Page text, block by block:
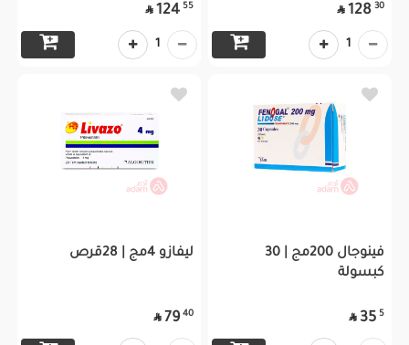
30
128

1
55
124

1
فينوجال 200مج | 30
كبسولة
5
35

ليفازو 4مج | 28قرص
40
79
